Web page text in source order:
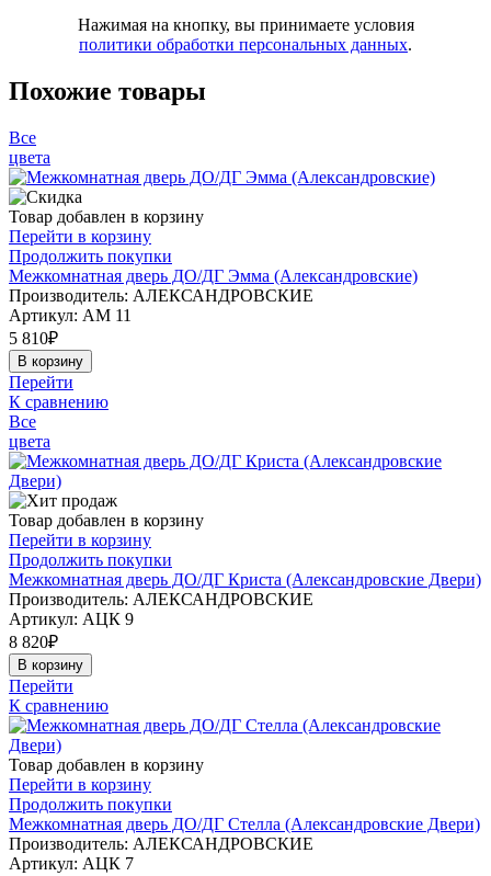
Нажимая на кнопку, вы принимаете условия
политики обработки персональных данных.
Похожие товары
Все
цвета
Товар добавлен в корзину
Перейти в корзину
Продолжить покупки
Межкомнатная дверь ДО/ДГ Эмма (Александровские)
Производитель: АЛЕКСАНДРОВСКИЕ
Артикул: АМ 11
5 810₽
В корзину
Перейти
К сравнению
Все
цвета
Товар добавлен в корзину
Перейти в корзину
Продолжить покупки
Межкомнатная дверь ДО/ДГ Криста (Александровские Двери)
Производитель: АЛЕКСАНДРОВСКИЕ
Артикул: АЦК 9
8 820₽
В корзину
Перейти
К сравнению
Товар добавлен в корзину
Перейти в корзину
Продолжить покупки
Межкомнатная дверь ДО/ДГ Стелла (Александровские Двери)
Производитель: АЛЕКСАНДРОВСКИЕ
Артикул: АЦК 7